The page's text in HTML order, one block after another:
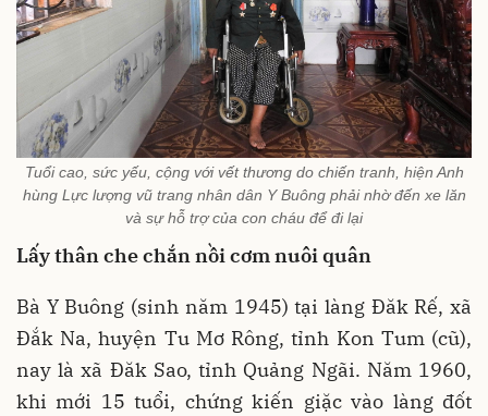
Tuổi cao, sức yếu, cộng với vết thương do chiến tranh, hiện Anh
hùng Lực lượng vũ trang nhân dân Y Buông phải nhờ đến xe lăn
và sự hỗ trợ của con cháu để đi lại
Lấy thân che chắn nồi cơm nuôi quân
Bà Y Buông (sinh năm 1945) tại làng Đăk Rế, xã
Đắk Na, huyện Tu Mơ Rông, tỉnh Kon Tum (cũ),
nay là xã Đăk Sao, tỉnh Quảng Ngãi. Năm 1960,
khi mới 15 tuổi, chứng kiến giặc vào làng đốt